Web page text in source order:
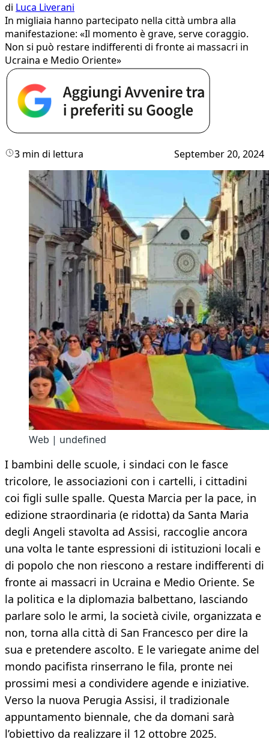
di Luca Liverani
In migliaia hanno partecipato nella città umbra alla
manifestazione: «Il momento è grave, serve coraggio.
Non si può restare indifferenti di fronte ai massacri in
Ucraina e Medio Oriente»
3 min di lettura September 20, 2024
Web | undefined
I bambini delle scuole, i sindaci con le fasce
tricolore, le associazioni con i cartelli, i cittadini
coi figli sulle spalle. Questa Marcia per la pace, in
edizione straordinaria (e ridotta) da Santa Maria
degli Angeli stavolta ad Assisi, raccoglie ancora
una volta le tante espressioni di istituzioni locali e
di popolo che non riescono a restare indifferenti di
fronte ai massacri in Ucraina e Medio Oriente. Se
la politica e la diplomazia balbettano, lasciando
parlare solo le armi, la società civile, organizzata e
non, torna alla città di San Francesco per dire la
sua e pretendere ascolto. E le variegate anime del
mondo pacifista rinserrano le fila, pronte nei
prossimi mesi a condividere agende e iniziative.
Verso la nuova Perugia Assisi, il tradizionale
appuntamento biennale, che da domani sarà
l’obiettivo da realizzare il 12 ottobre 2025.